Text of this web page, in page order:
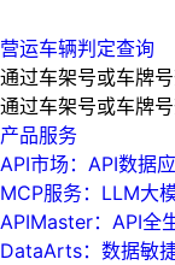
营运车辆判定查询
通过车架号或车牌
通过车架号或车牌
产品服务
API市场：API数据
MCP服务：LLM大
APIMaster：API全
DataArts：数据敏